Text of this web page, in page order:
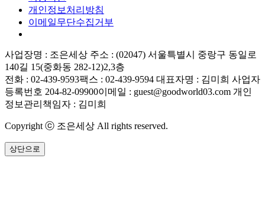
개인정보처리방침
이메일무단수집거부
사업장명 : 조은세상 주소 : (02047) 서울특별시 중랑구 동일로
140길 15(중화동 282-12)2,3층
전화 : 02-439-9593팩스 : 02-439-9594 대표자명 : 김미희 사업자
등록번호 204-82-09900이메일 : guest@goodworld03.com 개인
정보관리책임자 : 김미희
Copyright ⓒ 조은세상 All rights reserved.
상단으로